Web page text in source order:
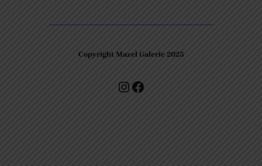
Copyright Mazel Galerie 2025
Check our photos on Instagram ! Facebook